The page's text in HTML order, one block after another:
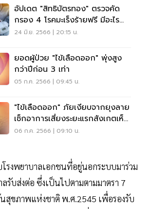
อัปเดต "สิทธิบัตรทอง" ตรวจคัด
กรอง 4 โรคมะเร็งร้ายฟรี มีอะไร
บ้าง
24 มิ.ย. 2566 | 20:15 น.
ยอดผู้ป่วย "ไข้เลือดออก" พุ่งสูง
กว่าปีก่อน 3 เท่า
05 ก.ค. 2566 | 09:45 น.
"ไข้เลือดออก" ภัยเงียบจากยุงลาย
เช็กอาการเสี่ยงระยะแรกสังเกตเห็น
ได้
06 ก.ค. 2566 | 09:10 น.
โรงพยาบาลเอกชนที่อยู่นอกระบบมาร่วม
รับส่งต่อ ซึ่งเป็นไปตามตามมาตรา 7
สุขภาพแห่งชาติ พ.ศ.2545 เพื่อรองรับ